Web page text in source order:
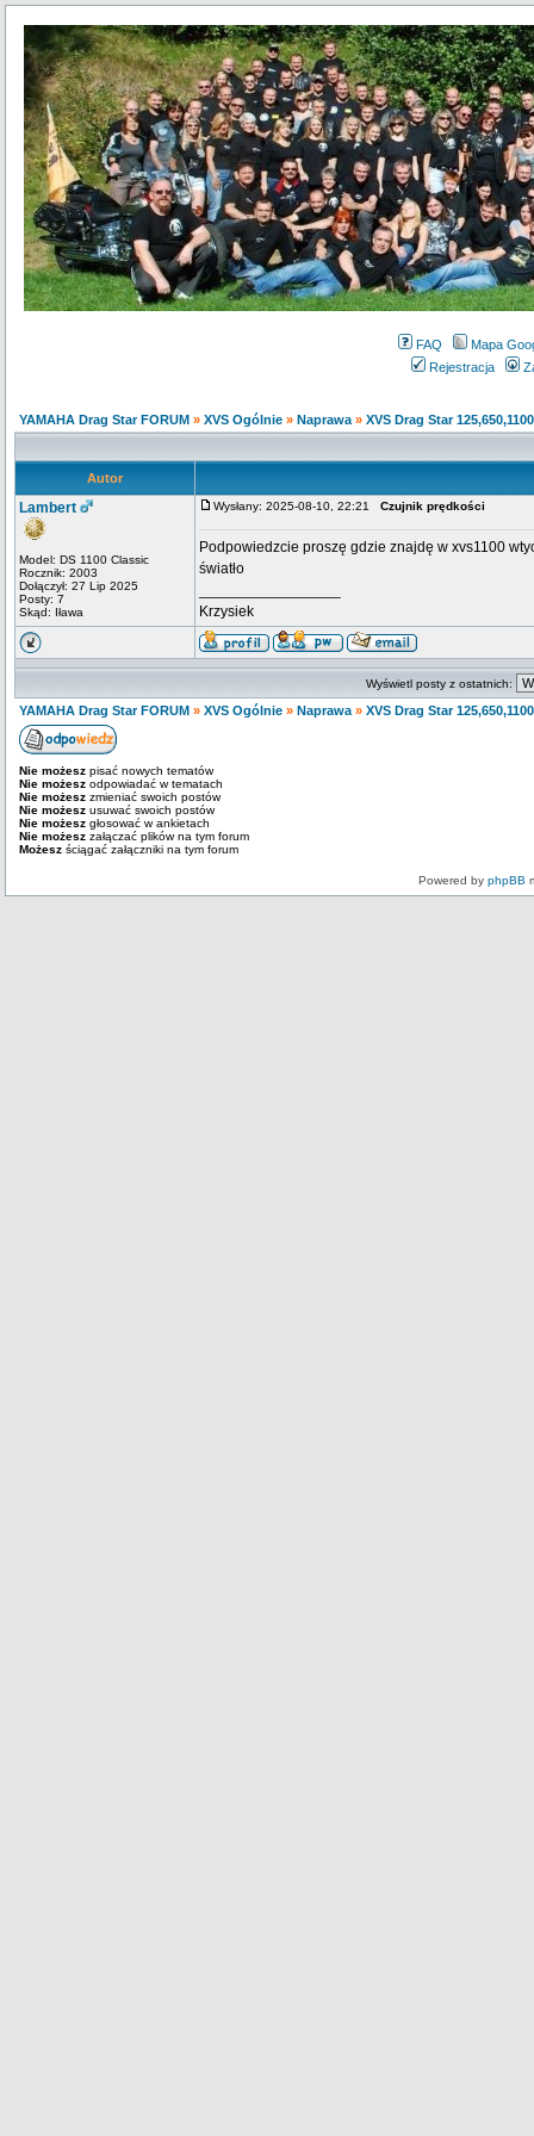
FAQ
Mapa
Rejestracja
YAMAHA Drag Star FORUM » XVS Ogólnie » Naprawa » XVS Drag Star 125,650,1100
Autor
Lambert
Model: DS 1100 Classic
Rocznik: 2003
Dołączył: 27 Lip 2025
Posty: 7
Skąd: Iława
Wysłany: 2025-08-10, 22:21 Czujnik prędkości
Podpowiedzcie proszę gdzie znajdę w xvs1100
światło
Krzysiek
Wyświetl posty z ostatnich:
YAMAHA Drag Star FORUM » XVS Ogólnie » Naprawa » XVS Drag Star 125,650,1100
Nie możesz pisać nowych tematów
Nie możesz odpowiadać w tematach
Nie możesz zmieniać swoich postów
Nie możesz usuwać swoich postów
Nie możesz głosować w ankietach
Nie możesz załączać plików na tym forum
Możesz ściągać załączniki na tym forum
Powered by phpBB